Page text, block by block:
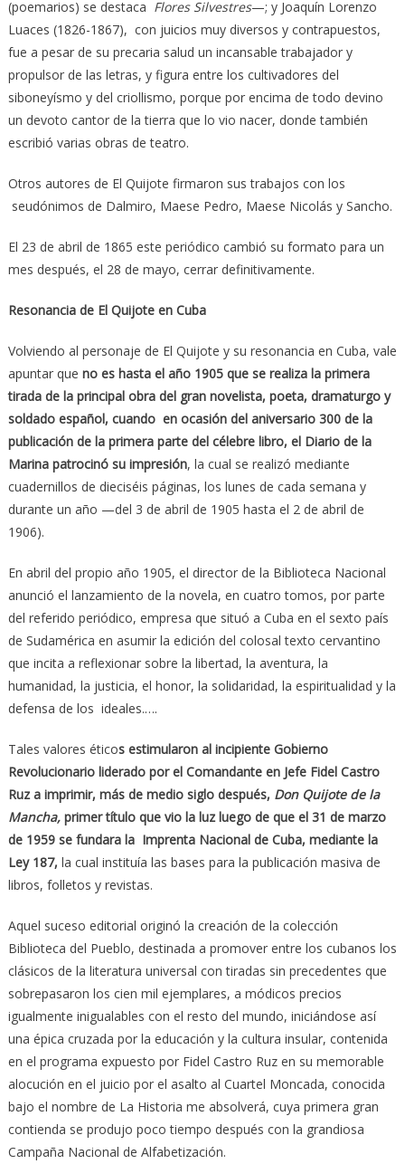
(poemarios) se destaca Flores Silvestres—; y Joaquín Lorenzo
Luaces (1826-1867), con juicios muy diversos y contrapuestos,
fue a pesar de su precaria salud un incansable trabajador y
propulsor de las letras, y figura entre los cultivadores del
siboneyísmo y del criollismo, porque por encima de todo devino
un devoto cantor de la tierra que lo vio nacer, donde también
escribió varias obras de teatro.
Otros autores de El Quijote firmaron sus trabajos con los
seudónimos de Dalmiro, Maese Pedro, Maese Nicolás y Sancho.
El 23 de abril de 1865 este periódico cambió su formato para un
mes después, el 28 de mayo, cerrar definitivamente.
Resonancia de El Quijote en Cuba
Volviendo al personaje de El Quijote y su resonancia en Cuba, vale
apuntar que no es hasta el año 1905 que se realiza la primera
tirada de la principal obra del gran novelista, poeta, dramaturgo y
soldado español, cuando en ocasión del aniversario 300 de la
publicación de la primera parte del célebre libro, el Diario de la
Marina patrocinó su impresión, la cual se realizó mediante
cuadernillos de dieciséis páginas, los lunes de cada semana y
durante un año —del 3 de abril de 1905 hasta el 2 de abril de
1906).
En abril del propio año 1905, el director de la Biblioteca Nacional
anunció el lanzamiento de la novela, en cuatro tomos, por parte
del referido periódico, empresa que situó a Cuba en el sexto país
de Sudamérica en asumir la edición del colosal texto cervantino
que incita a reflexionar sobre la libertad, la aventura, la
humanidad, la justicia, el honor, la solidaridad, la espiritualidad y la
defensa de los ideales.….
Tales valores éticos estimularon al incipiente Gobierno
Revolucionario liderado por el Comandante en Jefe Fidel Castro
Ruz a imprimir, más de medio siglo después, Don Quijote de la
Mancha,primer título que vio la luz luego de que el 31 de marzo
de 1959 se fundara la Imprenta Nacional de Cuba, mediante la
Ley 187, la cual instituía las bases para la publicación masiva de
libros, folletos y revistas.
Aquel suceso editorial originó la creación de la colección
Biblioteca del Pueblo, destinada a promover entre los cubanos los
clásicos de la literatura universal con tiradas sin precedentes que
sobrepasaron los cien mil ejemplares, a módicos precios
igualmente inigualables con el resto del mundo, iniciándose así
una épica cruzada por la educación y la cultura insular, contenida
en el programa expuesto por Fidel Castro Ruz en su memorable
alocución en el juicio por el asalto al Cuartel Moncada, conocida
bajo el nombre de La Historia me absolverá, cuya primera gran
contienda se produjo poco tiempo después con la grandiosa
Campaña Nacional de Alfabetización.